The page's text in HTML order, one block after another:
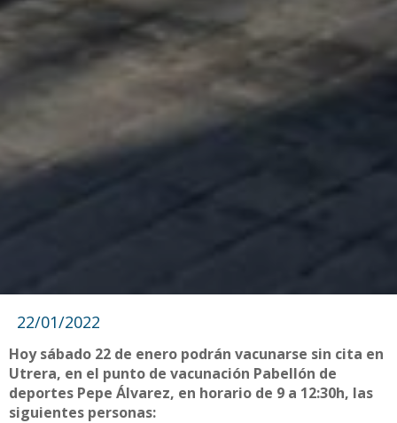
22/01/2022
Hoy sábado 22 de enero podrán vacunarse sin cita en
Utrera, en el punto de vacunación Pabellón de
deportes Pepe Álvarez, en horario de 9 a 12:30h, las
siguientes personas: